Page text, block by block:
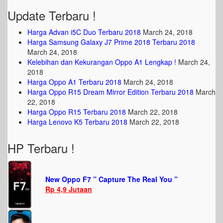
Update Terbaru !
Harga Advan i5C Duo Terbaru 2018 March 24, 2018
Harga Samsung Galaxy J7 Prime 2018 Terbaru 2018
March 24, 2018
Kelebihan dan Kekurangan Oppo A1 Lengkap ! March 24,
2018
Harga Oppo A1 Terbaru 2018 March 24, 2018
Harga Oppo R15 Dream Mirror Edition Terbaru 2018 March
22, 2018
Harga Oppo R15 Terbaru 2018 March 22, 2018
Harga Lenovo K5 Terbaru 2018 March 22, 2018
HP Terbaru !
New Oppo F7 ” Capture The Real You ”
Rp 4,9 Jutaan